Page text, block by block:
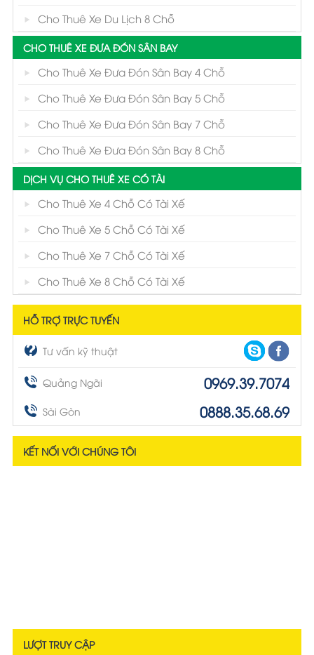
Cho Thuê Xe Du Lịch 8 Chỗ
CHO THUÊ XE ĐƯA ĐÓN SÂN BAY
Cho Thuê Xe Đưa Đón Sân Bay 4 Chỗ
Cho Thuê Xe Đưa Đón Sân Bay 5 Chỗ
Cho Thuê Xe Đưa Đón Sân Bay 7 Chỗ
Cho Thuê Xe Đưa Đón Sân Bay 8 Chỗ
DỊCH VỤ CHO THUÊ XE CÓ TÀI
Cho Thuê Xe 4 Chỗ Có Tài Xế
Cho Thuê Xe 5 Chỗ Có Tài Xế
Cho Thuê Xe 7 Chỗ Có Tài Xế
Cho Thuê Xe 8 Chỗ Có Tài Xế
HỖ TRỢ TRỰC TUYẾN
Tư vấn kỹ thuật
Quảng Ngãi 0969.39.7074
Sài Gòn 0888.35.68.69
KẾT NỐI VỚI CHÚNG TÔI
LƯỢT TRUY CẬP